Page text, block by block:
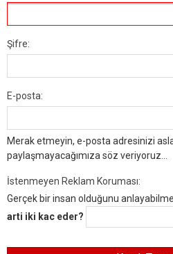
Şifre:
E-posta:
Merak etmeyin, e-posta adresinizi
paylaşmayacağımıza söz veriyoruz...
İstenmeyen Reklam Koruması:
Gerçek bir insan olduğunu
arti iki kac eder?